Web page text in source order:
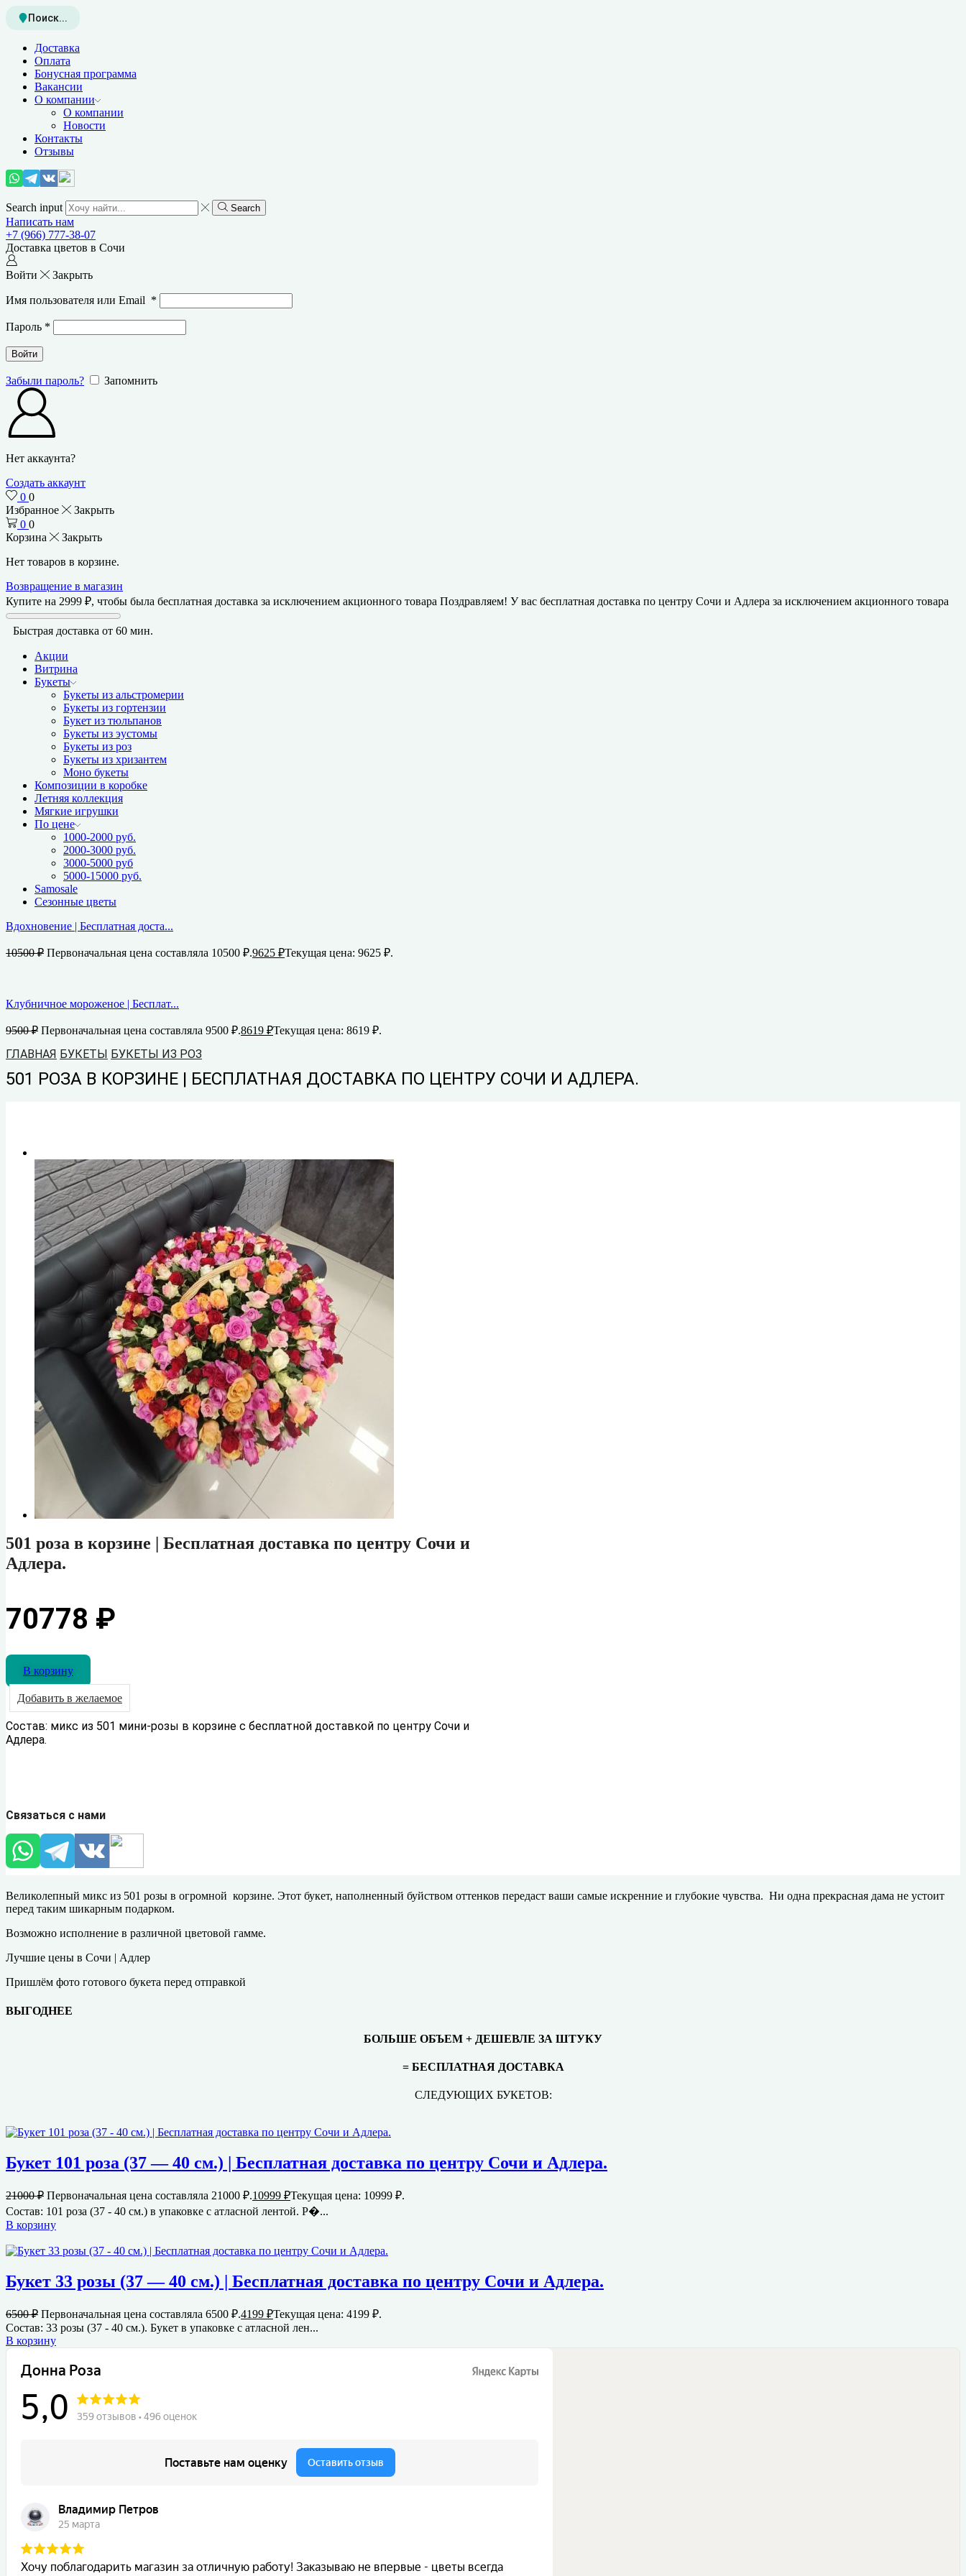
Поиск...
Доставка
Оплата
Бонусная программа
Вакансии
О компании
О компании
Новости
Контакты
Отзывы
Search input Search
Написать нам
+7 (966) 777-38-07
Доставка цветов в Сочи
Войти Закрыть
Имя пользователя или Email *
Пароль *
Войти
Забыли пароль? Запомнить
Нет аккаунта?
Создать аккаунт
0 0
Избранное
Закрыть
0 0
Корзина
Закрыть
Нет товаров в корзине.
Возвращение в магазин
Купите на 2999 ₽, чтобы была бесплатная доставка за исключением акционного товара Поздравляем! У вас бесплатная доставка по центру Сочи и Адлера за исключением акционного товара
Быстрая доставка от 60 мин.
Акции
Витрина
Букеты
Букеты из альстромерии
Букеты из гортензии
Букет из тюльпанов
Букеты из эустомы
Букеты из роз
Букеты из хризантем
Моно букеты
Композиции в коробке
Летняя коллекция
Мягкие игрушки
По цене
1000-2000 руб.
2000-3000 руб.
3000-5000 руб
5000-15000 руб.
Samosale
Сезонные цветы
Вдохновение | Бесплатная доста...
10500₽ Первоначальная цена составляла 10500 ₽.9625 ₽Текущая цена: 9625 ₽.
Клубничное мороженое | Бесплат...
9500₽ Первоначальная цена составляла 9500 ₽.8619 ₽Текущая цена: 8619 ₽.
ГЛАВНАЯ БУКЕТЫ БУКЕТЫ ИЗ РОЗ
501 РОЗА В КОРЗИНЕ | БЕСПЛАТНАЯ ДОСТАВКА ПО ЦЕНТРУ СОЧИ И АДЛЕРА.
501 роза в корзине | Бесплатная доставка по центру Сочи и
Адлера.
70778 ₽
В корзину
Добавить в желаемое
Состав: микс из 501 мини-розы в корзине с бесплатной доставкой по центру Сочи и
Адлера.
Связаться с нами
Великолепный микс из 501 розы в огромной корзине. Этот букет, наполненный буйством оттенков передаст ваши самые искренние и глубокие чувства. Ни одна прекрасная дама не устоит
перед таким шикарным подарком.
Возможно исполнение в различной цветовой гамме.
Лучшие цены в Сочи | Адлер
Пришлём фото готового букета перед отправкой
ВЫГОДНЕЕ
БОЛЬШЕ ОБЪЕМ + ДЕШЕВЛЕ ЗА ШТУКУ
= БЕСПЛАТНАЯ ДОСТАВКА
СЛЕДУЮЩИХ БУКЕТОВ:
Букет 101 роза (37 — 40 см.) | Бесплатная доставка по центру Сочи и Адлера.
21000₽ Первоначальная цена составляла 21000 ₽.10999 ₽Текущая цена: 10999 ₽.
Состав: 101 роза (37 - 40 см.) в упаковке с атласной лентой. Р�...
В корзину
Букет 33 розы (37 — 40 см.) | Бесплатная доставка по центру Сочи и Адлера.
6500₽ Первоначальная цена составляла 6500 ₽.4199 ₽Текущая цена: 4199 ₽.
Состав: 33 розы (37 - 40 см.). Букет в упаковке с атласной лен...
В корзину